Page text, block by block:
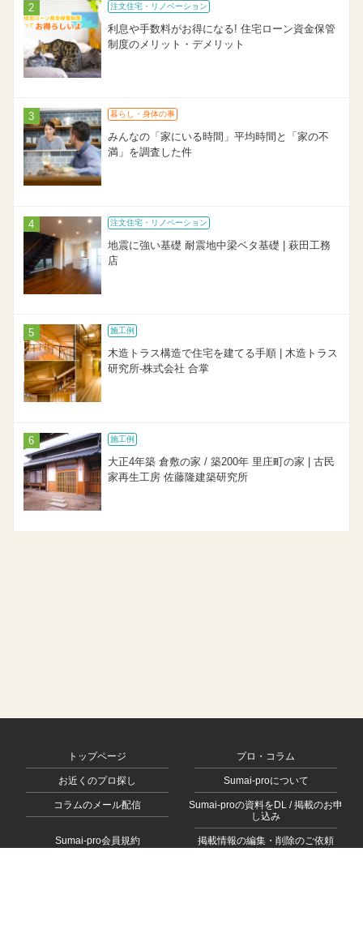
注文住宅・リノベーション
利息や手数料がお得になる! 住宅ローン資金保管
制度のメリット・デメリット
暮らし・身体の事
みんなの「家にいる時間」平均時間と「家の不
満」を調査した件
注文住宅・リノベーション
地震に強い基礎 耐震地中梁ベタ基礎 | 萩田工務
店
施工例
木造トラス構造で住宅を建てる手順 | 木造トラス
研究所-株式会社 合掌
施工例
大正4年築 倉敷の家 / 築200年 里庄町の家 | 古民
家再生工房 佐藤隆建築研究所
トップページ プロ・コラム
お近くのプロ探し Sumai-proについて
コラムのメール配信
Sumai-proの資料をDL / 掲載のお申
し込み
Sumai-pro会員規約 掲載情報の編集・削除のご依頼